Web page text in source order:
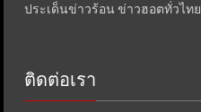
ประเด็นข่าวร้อน ข่าวฮอตทั่วไทย.
ติดต่อเรา